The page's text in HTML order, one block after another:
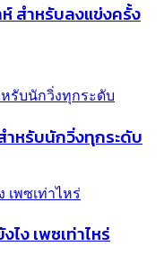
สำหรับลงแข่งครั้ง
ำหรับนักวิ่งทุกระดับ
ง เพซเท่าไหร่